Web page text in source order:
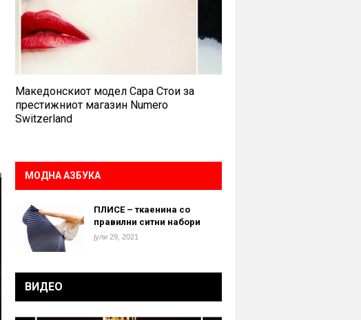
Македонскиот модел Сара Стои за
престижниот магазин Numero
Switzerland
МОДНА АЗБУКА
ПЛИСЕ – ткаенина со
правилни ситни набори
јули 29, 2021
ВИДЕО